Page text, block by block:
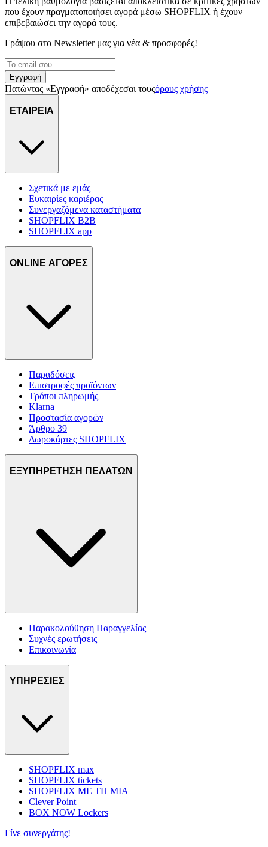
διαφημίσεις και περιεχόμενο, την καλύτερη εικόνα του κοινού
μας και την ανάπτυξη προϊόντων. Επίσης, κοινοποιούμε
τοποθεσίας μας στους συνεργάτες μέσων κοινωνικής
δικτύωσης, διαφημίσεων και ανάλυσης.
που έχουν πραγματοποιήσει αγορά μέσω SHOPFLIX ή έχουν
επιβεβαιώσει την αγορά τους.
Γράψου στο Νewsletter μας για νέα & προσφορές!
Εγγραφή
Πατώντας «Εγγραφή» αποδέχεσαι τουςόρους χρήσης
ΕΤΑΙΡΕΙΑ
Σχετικά με εμάς
Ευκαιρίες καριέρας
Συνεργαζόμενα καταστήματα
SHOPFLIX B2B
SHOPFLIX app
ONLINE ΑΓΟΡΕΣ
Παραδόσεις
Επιστροφές προϊόντων
Τρόποι πληρωμής
Klarna
Προστασία αγορών
Άρθρο 39
Δωροκάρτες SHOPFLIX
ΕΞΥΠΗΡΕΤΗΣΗ ΠΕΛΑΤΩΝ
Παρακολούθηση Παραγγελίας
Συχνές ερωτήσεις
Επικοινωνία
ΥΠΗΡΕΣΙΕΣ
SHOPFLIX max
SHOPFLIX tickets
SHOPFLIX ΜΕ ΤΗ ΜΙΑ
Clever Point
BOX NOW Lockers
Γίνε συνεργάτης!